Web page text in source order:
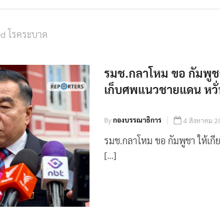
โรคระบาด
รมช.กลาโหม ขอ กัมพูช
เก็บศพแนวชายแดน หวั่
Byกองบรรณาธิการ 4 สิงหาคม
รมช.กลาโหม ขอ กัมพูชา ให้เ
[…]